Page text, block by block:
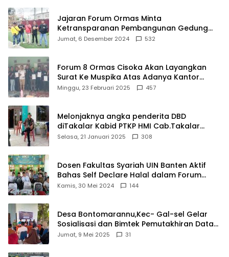
Jajaran Forum Ormas Minta
Ketransparanan Pembangunan Gedung
Damkar Di Kecamatan Cisoka
Jumat, 6 Desember 2024 532
Forum 8 Ormas Cisoka Akan Layangkan
Surat Ke Muspika Atas Adanya Kantor
Matel di Cisoka
Minggu, 23 Februari 2025 457
Melonjaknya angka penderita DBD
diTakalar Kabid PTKP HMI Cab.Takalar
angkat bicara
Selasa, 21 Januari 2025 308
Dosen Fakultas Syariah UIN Banten Aktif
Bahas Self Declare Halal dalam Forum
Ijtima Ulama MUI
Kamis, 30 Mei 2024 144
Desa Bontomarannu,Kec- Gal-sel Gelar
Sosialisasi dan Bimtek Pemutakhiran Data
ID
Jumat, 9 Mei 2025 31